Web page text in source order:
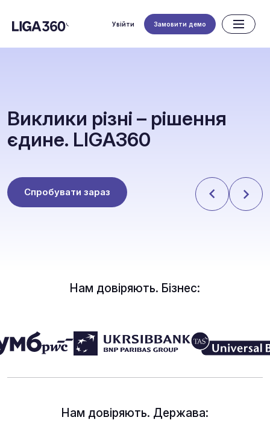
Увійти Замовити демо
Виклики різні – рішення
єдине. LIGA360
Спробувати зараз
Нам довіряють. Бізнес:
Нам довіряють. Держава: